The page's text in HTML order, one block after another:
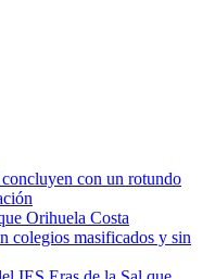
con un rotundo
Orihuela Costa
colegios masificados y sin